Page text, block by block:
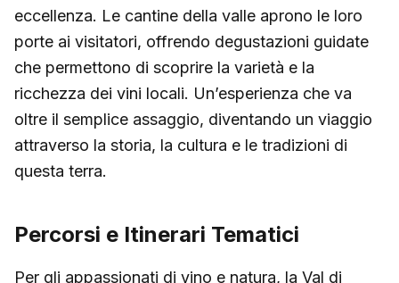
eccellenza. Le cantine della valle aprono le loro
porte ai visitatori, offrendo degustazioni guidate
che permettono di scoprire la varietà e la
ricchezza dei vini locali. Un’esperienza che va
oltre il semplice assaggio, diventando un viaggio
attraverso la storia, la cultura e le tradizioni di
questa terra.
Percorsi e Itinerari Tematici
Per gli appassionati di vino e natura, la Val di